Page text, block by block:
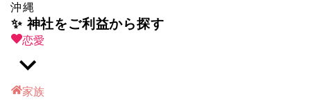
沖縄
✨ 神社をご利益から探す
恋愛
家族